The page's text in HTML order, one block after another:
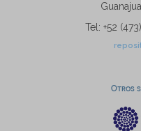
Tel: +52
Otros